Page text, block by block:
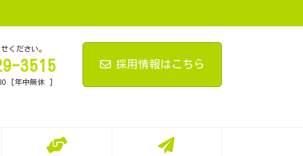
ください。
3515
[年中無休 ]
採用情報はこちら